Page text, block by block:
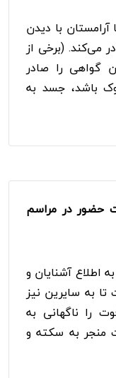
با دیدن
می‌کند. (برخی از
گواهی را صادر
باشد، جسد به
حضور در مراسم
اطلاع آشنایان و
به سایرین نیز
را ناگهانی به
منجر به سکته و